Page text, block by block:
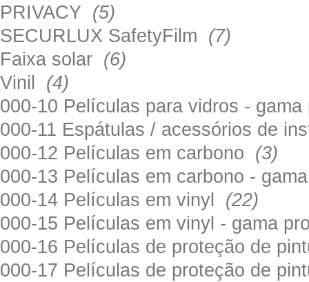
PRIVACY (5)
SECURLUX SafetyFilm (7)
Faixa solar (6)
Vinil (4)
000-10 Películas para vidros -
000-11 Espátulas / acessórios de
000-12 Películas em carbono (3)
000-13 Películas em carbono -
000-14 Películas em vinyl (22)
000-15 Películas em vinyl - gama
000-16 Películas de proteção de
000-17 Películas de proteção de